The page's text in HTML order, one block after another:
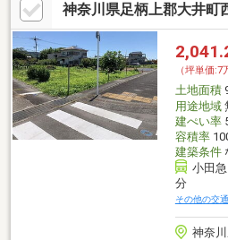
神奈川県足柄上郡大井町
（坪単価:7
土地面積
用途地域
建ぺい率
容積率
建築条件
小田
分
その他の交通
神奈